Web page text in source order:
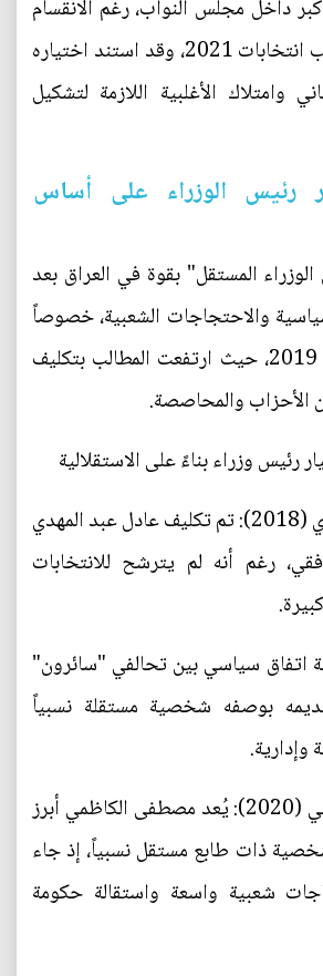
داخل مجلس النواب، رغم الانقسام
السياسي الذي أعقب انتخابات 2021، وقد استند اختياره
وامتلاك الأغلبية اللازمة لتشكيل
رئيس الوزراء على أساس
المستقل" بقوة في العراق بعد
والاحتجاجات الشعبية، خصوصاً
احتجاجات تشرين 2019، حيث ارتفعت المطالب بتكليف
والمحاصصة.
رئيس وزراء بناءً على الاستقلالية
1- عادل عبد المهدي (2018): تم تكليف عادل عبد المهدي
رغم أنه لم يترشح للانتخابات
اتفاق سياسي بين تحالفي "سائرون"
بوصفه شخصية مستقلة نسبياً
2- مصطفى الكاظمي (2020): يُعد مصطفى الكاظمي أبرز
ذات طابع مستقل نسبياً، إذ جاء
شعبية واسعة واستقالة حكومة